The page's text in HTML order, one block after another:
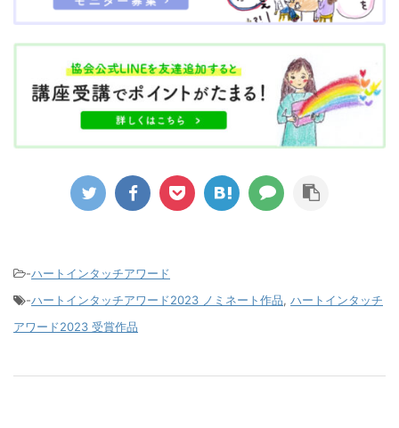
-ハートインタッチアワード
-ハートインタッチアワード2023 ノミネート作品, ハートインタッチ
アワード2023 受賞作品